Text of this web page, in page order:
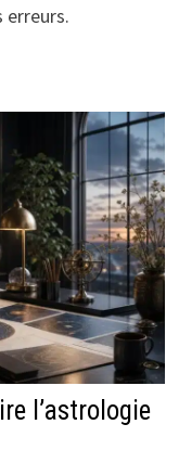
erreurs.
l’astrologie